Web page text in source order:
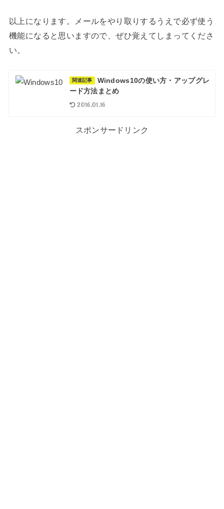
以上になります。メールをやり取りするうえで必ず使う
機能になると思いますので、ぜひ覚えてしまってくださ
い。
関連記事
Windows10の使い方・アップグレ
ード方法まとめ
2016.01.16
スポンサードリンク